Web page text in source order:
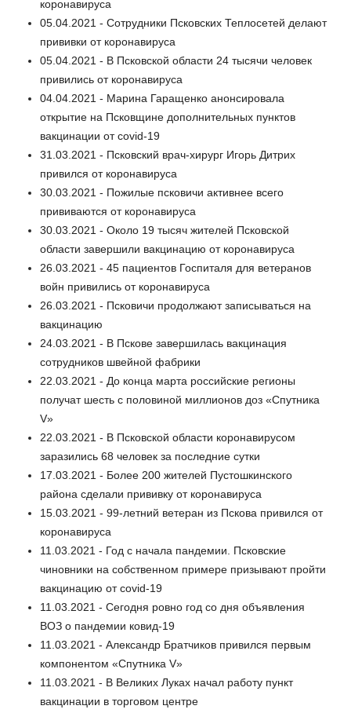
коронавируса
05.04.2021 - Сотрудники Псковских Теплосетей делают
прививки от коронавируса
05.04.2021 - В Псковской области 24 тысячи человек
привились от коронавируса
04.04.2021 - Марина Гаращенко анонсировала
открытие на Псковщине дополнительных пунктов
вакцинации от covid-19
31.03.2021 - Псковский врач-хирург Игорь Дитрих
привился от коронавируса
30.03.2021 - Пожилые псковичи активнее всего
прививаются от коронавируса
30.03.2021 - Около 19 тысяч жителей Псковской
области завершили вакцинацию от коронавируса
26.03.2021 - 45 пациентов Госпиталя для ветеранов
войн привились от коронавируса
26.03.2021 - Псковичи продолжают записываться на
вакцинацию
24.03.2021 - В Пскове завершилась вакцинация
сотрудников швейной фабрики
22.03.2021 - До конца марта российские регионы
получат шесть с половиной миллионов доз «Спутника
V»
22.03.2021 - В Псковской области коронавирусом
заразились 68 человек за последние сутки
17.03.2021 - Более 200 жителей Пустошкинского
района сделали прививку от коронавируса
15.03.2021 - 99-летний ветеран из Пскова привился от
коронавируса
11.03.2021 - Год с начала пандемии. Псковские
чиновники на собственном примере призывают пройти
вакцинацию от covid-19
11.03.2021 - Сегодня ровно год со дня объявления
ВОЗ о пандемии ковид-19
11.03.2021 - Александр Братчиков привился первым
компонентом «Спутника V»
11.03.2021 - В Великих Луках начал работу пункт
вакцинации в торговом центре